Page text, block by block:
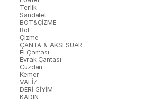
Terlik
Sandalet
BOT&ÇİZME
Bot
Çizme
ÇANTA & AKSESUAR
El Çantası
Evrak Çantası
Cüzdan
Kemer
VALİZ
DERİ GİYİM
KADIN